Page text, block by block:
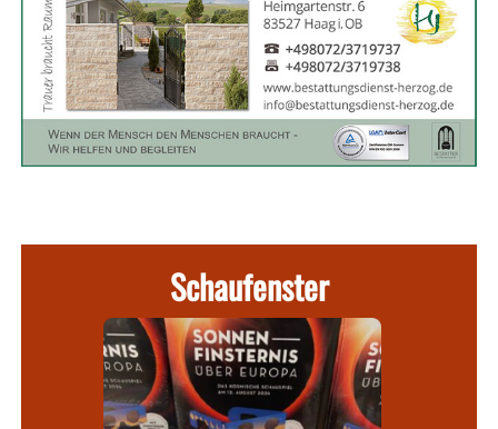
Schaufenster